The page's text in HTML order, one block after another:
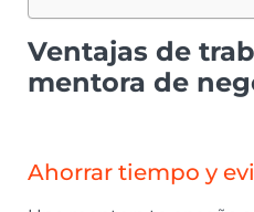
Ventajas de
mentora de
Ahorrar tiempo y